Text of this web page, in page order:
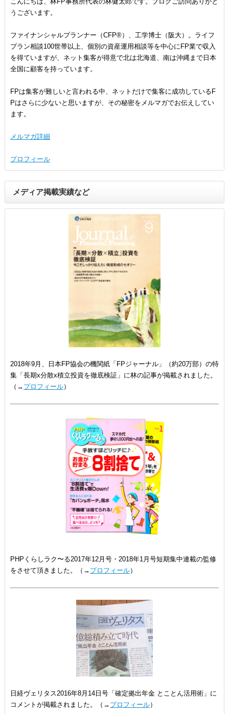
うございます。
ファイナンシャルプランナー（CFP®）、工学博士（阪大）。ライフ
プラン相談100世帯以上、個別の資産運用相談等を中心にFP業で収入
を得ていますが、ネット集客が得意で北は北海道、南は沖縄まで日本
全国に顧客を持っています。
FPは集客が難しいと言われる中、ネットだけで集客に成功しているF
Pはさらに少ないと思いますが、その秘密をメルマガでお伝えしてい
ます。
メルマガ詳細
プロフィール
メディア掲載実績など
2018年9月、日本FP協会の機関紙「FPジャーナル」（約20万部）の特
集「長期x分散x積立投資を徹底検証」に林の記事が掲載されました。
（→ プロフィール）
PHPくらしラク〜る2017年12月号・2018年1月号短期集中連載の監修
をさせて頂きました。（→ プロフィール）
日経ヴェリタス2016年8月14日号「確定拠出年金 とことん活用術」に
コメントが掲載されました。（→ プロフィール）